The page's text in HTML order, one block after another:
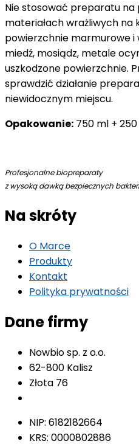
Nie stosować preparatu na
materiałach wrażliwych na
powierzchnie marmurowe i
miedź, mosiądz, metale
uszkodzone powierzchnie.
sprawdzić działanie
niewidocznym miejscu.
Opakowanie: 750 ml +
Profesjonalne biopreparaty
z wysoką dawką bezpiecznych
Na skróty
O Marce
Produkty
Kontakt
Polityka prywatności
Dane firmy
Nowbio sp. z o.o.
62-800 Kalisz
Złota 76
NIP: 6182182664
KRS: 0000802886